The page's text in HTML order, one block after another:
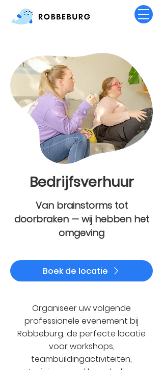
Bedrijfsverhuur
Van brainstorms tot
doorbraken — wij hebben het
omgeving
Boek de locatie
Organiseer uw volgende
professionele evenement bij
Robbeburg, de perfecte locatie
voor workshops,
teambuildingactiviteiten,